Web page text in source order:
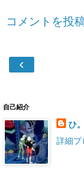
コメントを投
‹
自己紹介
ひ。
詳細プ